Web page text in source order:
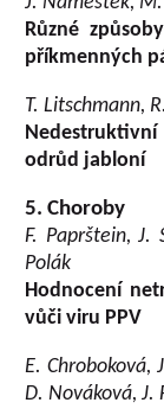
Různé
příkmenných
T. Litschmann,
odrůd jabloní
5. Choroby
F. Paprštein, J.
Polák
Hodnocení
vůči viru PPV
E. Chroboková,
D. Nováková, J.